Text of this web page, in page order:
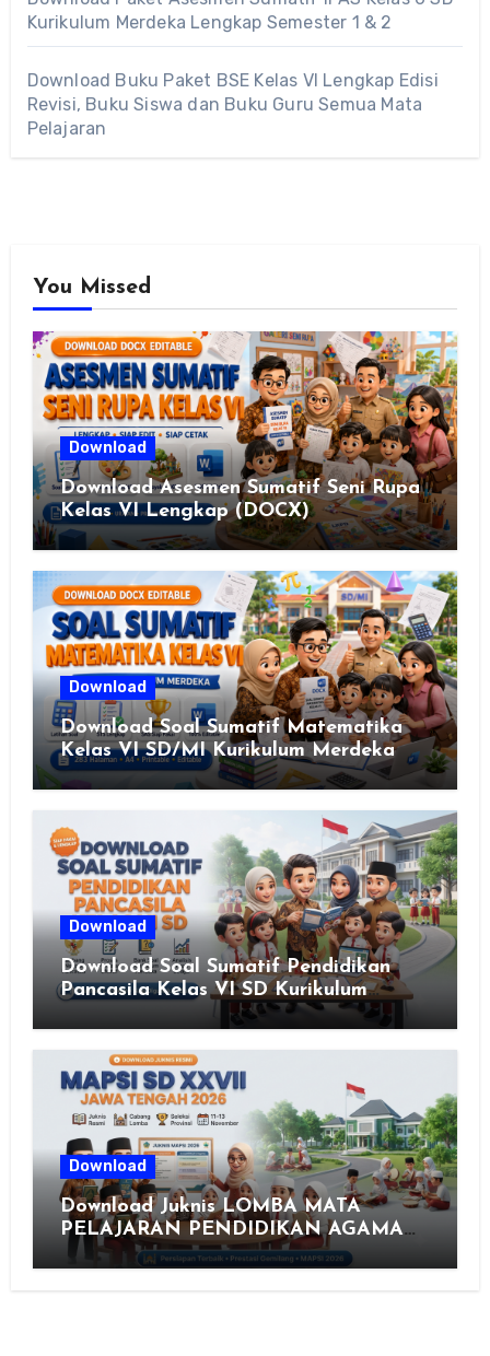
Kurikulum Merdeka Lengkap Semester 1 & 2
Download Buku Paket BSE Kelas VI Lengkap Edisi
Revisi, Buku Siswa dan Buku Guru Semua Mata
Pelajaran
You Missed
Download
Download Asesmen Sumatif Seni Rupa
Kelas VI Lengkap (DOCX)
Download
Download Soal Sumatif Matematika
Kelas VI SD/MI Kurikulum Merdeka
Download
Download Soal Sumatif Pendidikan
Pancasila Kelas VI SD Kurikulum
Merdeka, Solusi Praktis Guru
Download
Download Juknis LOMBA MATA
PELAJARAN PENDIDIKAN AGAMA
ISLAM DAN SENI ISLAMI (MAPSI)